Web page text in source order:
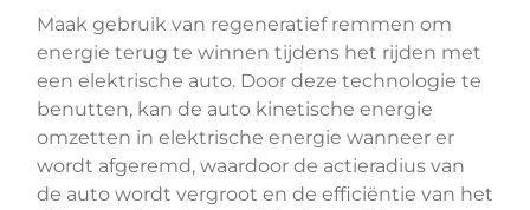
Maak gebruik van regeneratief remmen om
energie terug te winnen tijdens het rijden met
een elektrische auto. Door deze technologie te
benutten, kan de auto kinetische energie
omzetten in elektrische energie wanneer er
wordt afgeremd, waardoor de actieradius van
de auto wordt vergroot en de efficiëntie van het